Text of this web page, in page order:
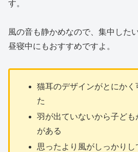
す。
風の音も静かめなので、集中した
昼寝中にもおすすめですよ。
猫耳のデザインがとにかく
た
羽が出ていないから子ど
がある
思ったより風がしっかり